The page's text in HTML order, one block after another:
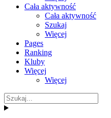
Cała aktywność
Cała aktywność
Szukaj
Więcej
Pages
Ranking
Kluby
Więcej
Więcej